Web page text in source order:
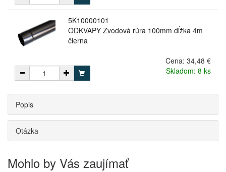
5K10000101
ODKVAPY Zvodová rúra 100mm dĺžka 4m
čierna
Cena: 34,48 €
Skladom: 8 ks
Popis
Otázka
Mohlo by Vás zaujímať